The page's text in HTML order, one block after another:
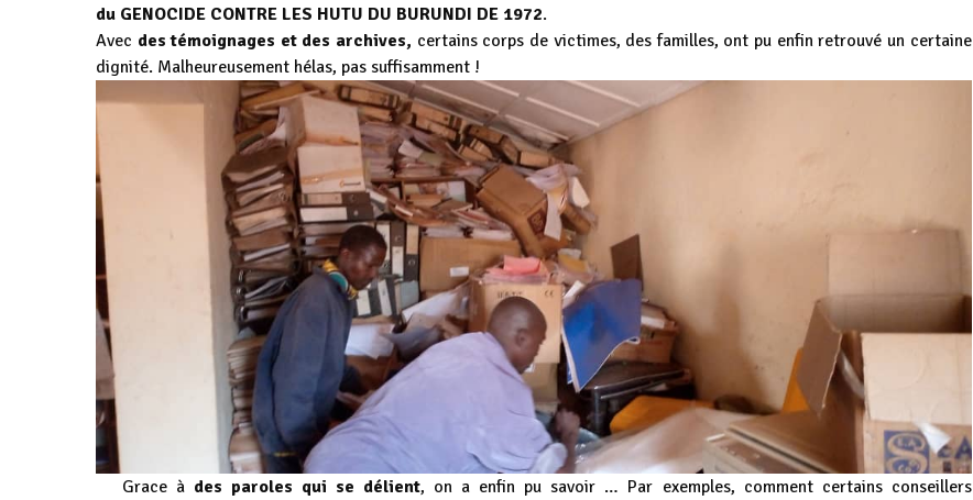
du GENOCIDE CONTRE LES HUTU DU BURUNDI DE 1972.
Avec des témoignages et des archives, certains corps de victimes, des familles, ont pu enfin retrouvé un certaine
dignité. Malheureusement hélas, pas suffisamment !
Grace à des paroles qui se délient, on a enfin pu savoir … Par exemples, comment certains conseillers